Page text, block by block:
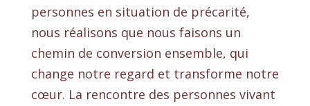
personnes en situation de précarité,
nous réalisons que nous faisons un
chemin de conversion ensemble, qui
change notre regard et transforme notre
cœur. La rencontre des personnes vivant